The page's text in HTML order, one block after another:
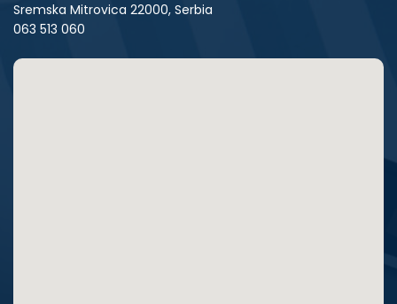
Sremska Mitrovica 22000, Serbia
063 513 060